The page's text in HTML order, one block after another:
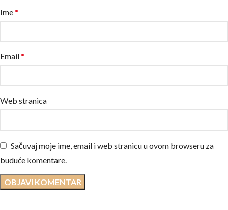
Ime*
Email*
Web stranica
Sačuvaj moje ime, email i web stranicu u ovom browseru za
buduće komentare.